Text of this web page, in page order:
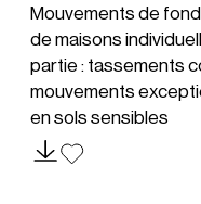
Mouvements de
de maisons
partie : tassements
mouvements
en sols sensibles